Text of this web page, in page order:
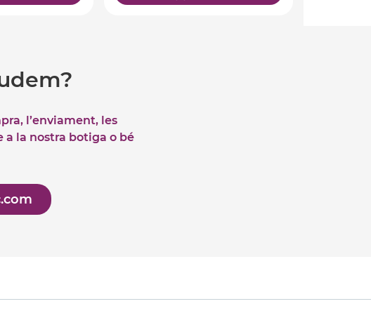
l’enviament, les
a la nostra botiga o bé